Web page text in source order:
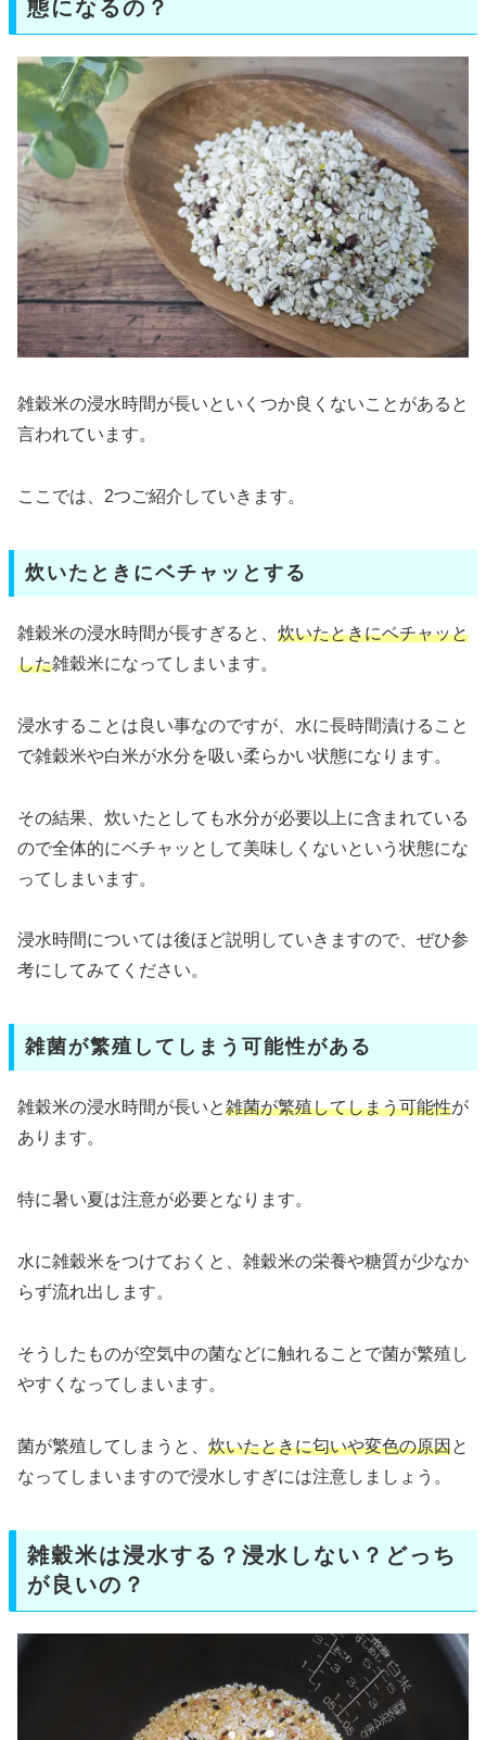
態になるの？
雑穀米の浸水時間が長いといくつか良くないことがあると
言われています。
ここでは、2つご紹介していきます。
炊いたときにベチャッとする
雑穀米の浸水時間が長すぎると、 炊いたときにベチャッと
した雑穀米になってしまいます。
浸水することは良い事なのですが、水に長時間漬けること
で雑穀米や白米が水分を吸い柔らかい状態になります。
その結果、炊いたとしても水分が必要以上に含まれている
ので全体的にベチャッとして美味しくないという状態にな
ってしまいます。
浸水時間については後ほど説明していきますので、ぜひ参
考にしてみてください。
雑菌が繁殖してしまう可能性がある
雑穀米の浸水時間が長いと雑菌が繁殖してしまう可能性が
あります。
特に暑い夏は注意が必要となります。
水に雑穀米をつけておくと、雑穀米の栄養や糖質が少なか
らず流れ出します。
そうしたものが空気中の菌などに触れることで菌が繁殖し
やすくなってしまいます。
菌が繁殖してしまうと、 炊いたときに匂いや変色の原因と
なってしまいますので浸水しすぎには注意しましょう。
雑穀米は浸水する？浸水しない？どっち
が良いの？